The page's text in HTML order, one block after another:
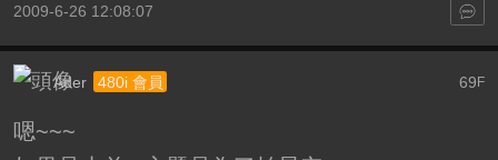
2009-6-26 12:08:07
69 F
Ader 480i 會員
嗯~~~